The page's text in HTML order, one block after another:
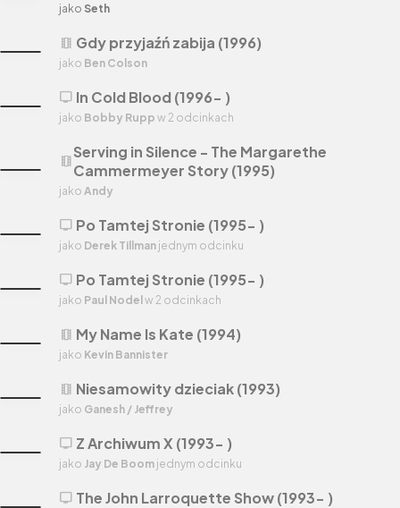
theaters Niesamowity dzieciak (1993)
jako Ganesh / Jeffrey
jako Seth
theatersServing in Silence - The Margarethe
Cammermeyer Story (1995)
jako Andy
theaters Gdy przyjaźń zabija (1996)
jako Ben Colson
theaters My Name Is Kate (1994)
jako Kevin Bannister
tv Po Tamtej Stronie (1995- )
jako Derek Tillman jednym odcinku
tv Po Tamtej Stronie (1995- )
jako Paul Nodel w 2 odcinkach
tv Z Archiwum X (1993- )
jako Jay De Boom jednym odcinku
tv In Cold Blood (1996- )
jako Bobby Rupp w 2 odcinkach
tv The John Larroquette Show (1993- )